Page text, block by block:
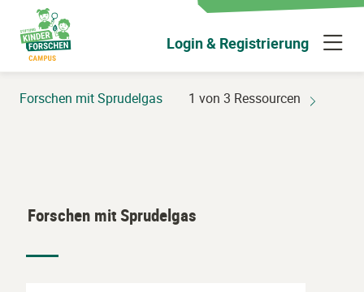
Hauptinhalt
wechseln
Login & Registrierung
Forschen mit Sprudelgas 1 von 3 Ressourcen
Forschen mit Sprudelgas